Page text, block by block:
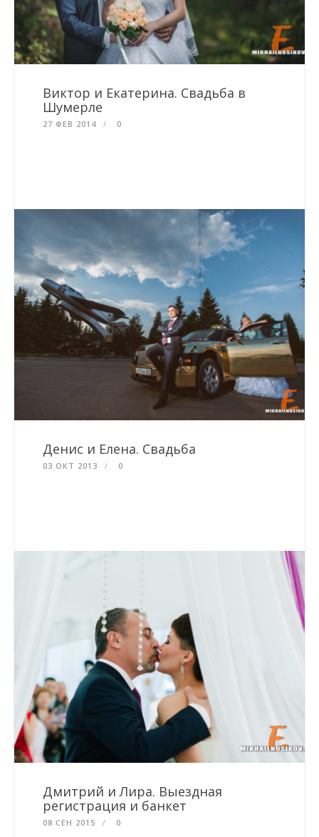
Виктор и Екатерина. Свадьба в
Шумерле
27 ФЕВ 2014 0
Денис и Елена. Свадьба
03 ОКТ 2013 0
Дмитрий и Лира. Выездная
регистрация и банкет
08 СЕН 2015 0